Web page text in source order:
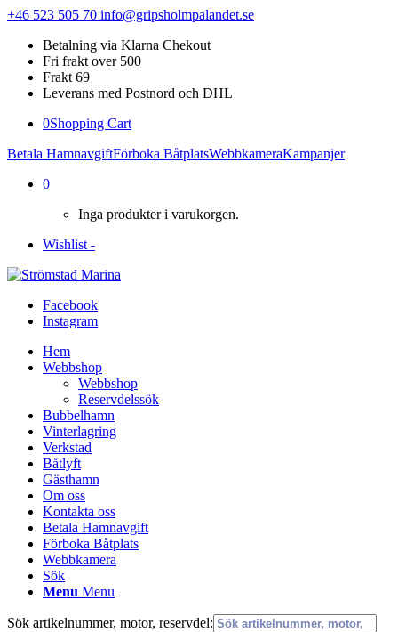
+46 523 505 70 info@gripsholmpalandet.se
Betalning via Klarna Chekout
Fri frakt over 500
Frakt 69
Leverans med Postnord och DHL
0Shopping Cart
Betala HamnavgiftFörboka BåtplatsWebbkameraKampanjer
0
Inga produkter i varukorgen.
Wishlist -
Facebook
Instagram
Hem
Webbshop
Webbshop
Reservdelssök
Bubbelhamn
Vinterlagring
Verkstad
Båtlyft
Gästhamn
Om oss
Kontakta oss
Betala Hamnavgift
Förboka Båtplats
Webbkamera
Sök
Menu Menu
Sök artikelnummer, motor, reservdel: